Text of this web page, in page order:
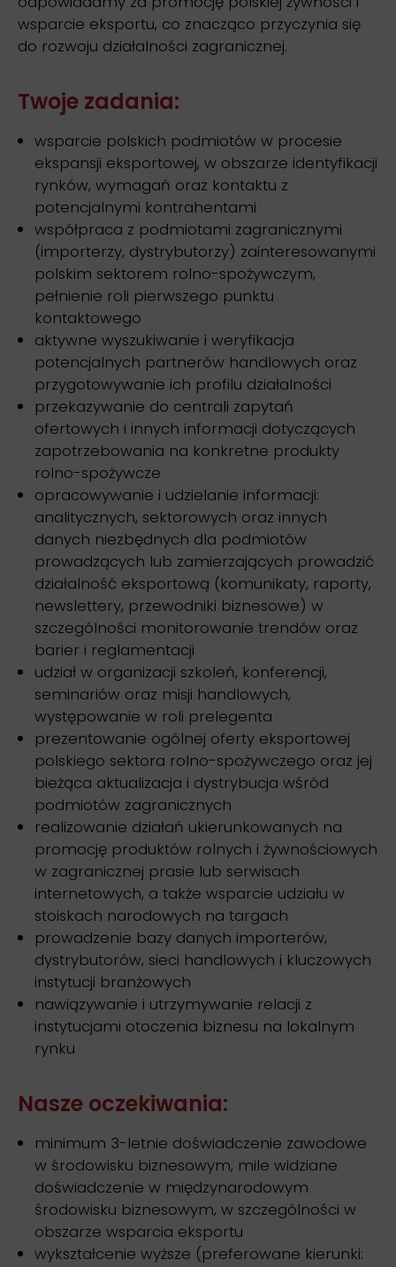
wsparcie eksportu, co znacząco przyczynia się
do rozwoju działalności zagranicznej.
Twoje zadania:
wsparcie polskich podmiotów w procesie
ekspansji eksportowej, w obszarze identyfikacji
rynków, wymagań oraz kontaktu z
potencjalnymi kontrahentami
współpraca z podmiotami zagranicznymi
(importerzy, dystrybutorzy) zainteresowanymi
polskim sektorem rolno-spożywczym,
pełnienie roli pierwszego punktu
kontaktowego
aktywne wyszukiwanie i weryfikacja
potencjalnych partnerów handlowych oraz
przygotowywanie ich profilu działalności
przekazywanie do centrali zapytań
ofertowych i innych informacji dotyczących
zapotrzebowania na konkretne produkty
rolno-spożywcze
opracowywanie i udzielanie informacji:
analitycznych, sektorowych oraz innych
danych niezbędnych dla podmiotów
prowadzących lub zamierzających prowadzić
działalność eksportową (komunikaty, raporty,
newslettery, przewodniki biznesowe) w
szczególności monitorowanie trendów oraz
barier i reglamentacji
udział w organizacji szkoleń, konferencji,
seminariów oraz misji handlowych,
występowanie w roli prelegenta
prezentowanie ogólnej oferty eksportowej
polskiego sektora rolno-spożywczego oraz jej
bieżąca aktualizacja i dystrybucja wśród
podmiotów zagranicznych
realizowanie działań ukierunkowanych na
promocję produktów rolnych i żywnościowych
w zagranicznej prasie lub serwisach
internetowych, a także wsparcie udziału w
stoiskach narodowych na targach
prowadzenie bazy danych importerów,
dystrybutorów, sieci handlowych i kluczowych
instytucji branżowych
nawiązywanie i utrzymywanie relacji z
instytucjami otoczenia biznesu na lokalnym
rynku
Nasze oczekiwania:
minimum 3-letnie doświadczenie zawodowe
w środowisku biznesowym, mile widziane
doświadczenie w międzynarodowym
środowisku biznesowym, w szczególności w
obszarze wsparcia eksportu
wykształcenie wyższe (preferowane kierunki: